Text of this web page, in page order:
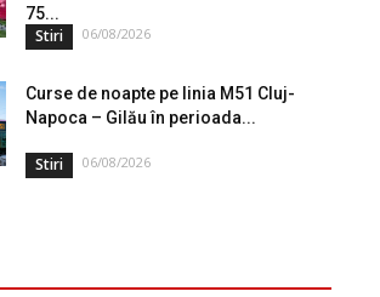
75...
Stiri 06/08/2026
Curse de noapte pe linia M51 Cluj-
Napoca – Gilău în perioada...
Stiri 06/08/2026